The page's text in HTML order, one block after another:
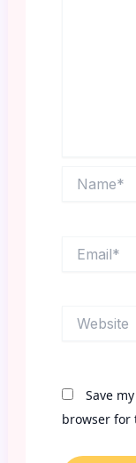
Save
browser for